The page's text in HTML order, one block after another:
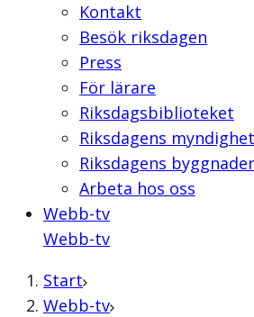
Kontakt
Besök riksdagen
Press
För lärare
Riksdagsbiblioteket
Riksdagens
Riksdagens
Arbeta hos oss
Webb-tv
Webb-tv
Start
Webb-tv